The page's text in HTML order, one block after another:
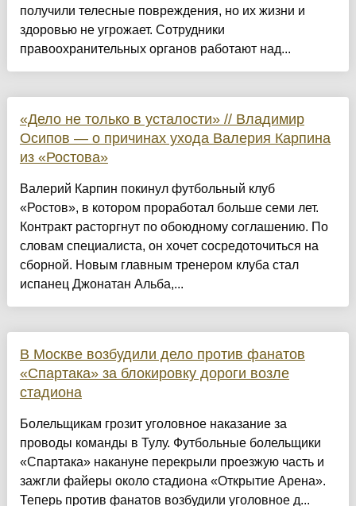
получили телесные повреждения, но их жизни и
здоровью не угрожает. Сотрудники
правоохранительных органов работают над...
«Дело не только в усталости» // Владимир
Осипов — о причинах ухода Валерия Карпина
из «Ростова»
Валерий Карпин покинул футбольный клуб
«Ростов», в котором проработал больше семи лет.
Контракт расторгнут по обоюдному соглашению. По
словам специалиста, он хочет сосредоточиться на
сборной. Новым главным тренером клуба стал
испанец Джонатан Альба,...
В Москве возбудили дело против фанатов
«Спартака» за блокировку дороги возле
стадиона
Болельщикам грозит уголовное наказание за
проводы команды в Тулу. Футбольные болельщики
«Спартака» накануне перекрыли проезжую часть и
зажгли файеры около стадиона «Открытие Арена».
Теперь против фанатов возбудили уголовное д...